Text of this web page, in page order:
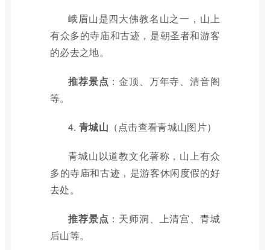
峨眉山是四大佛教名山之一，山上
有众多的寺庙和古迹，是朝圣者和游客
的必去之地。
推荐景点 ：金顶、万年寺、清音阁
等。
4. 青城山 （点击查看青城山图片）
青城山以道教文化著称，山上有众
多的寺庙和古迹，是游客休闲度假的好
去处。
推荐景点 ：天师洞、上清宫、青城
后山等。